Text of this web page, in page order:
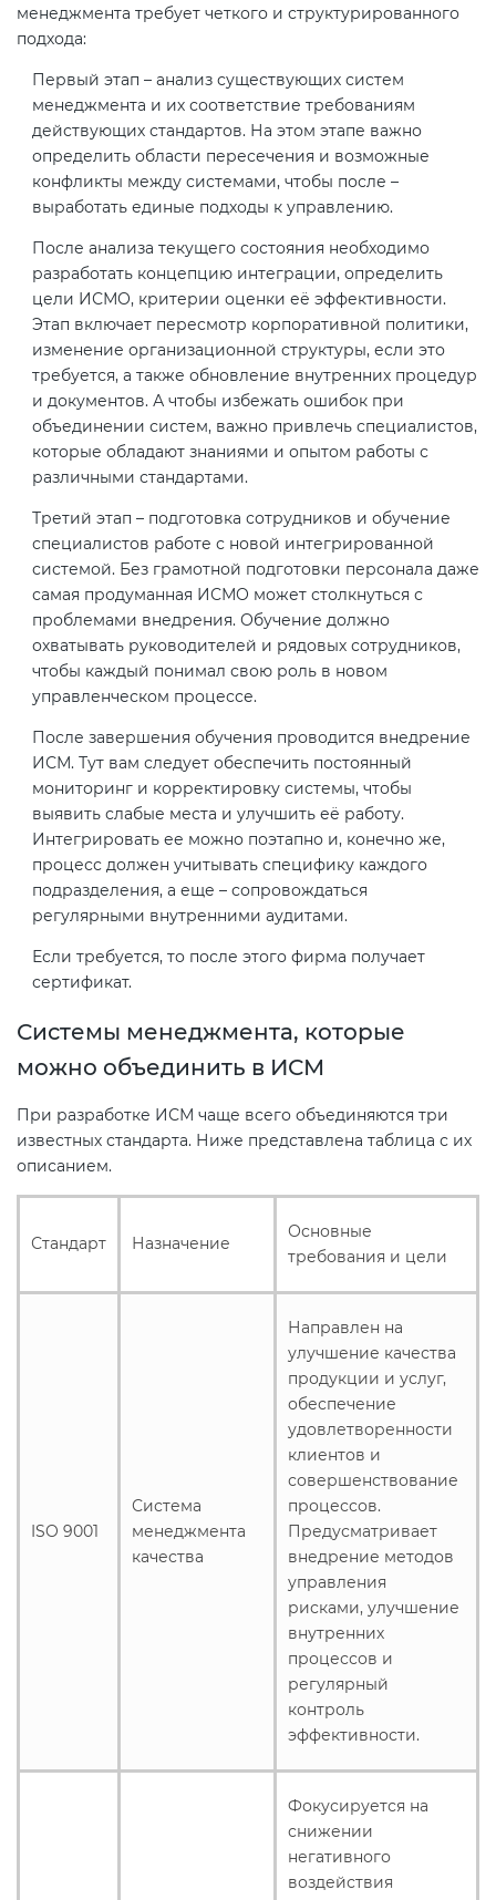
менеджмента требует четкого и структурированного
подхода:
Первый этап – анализ существующих систем
менеджмента и их соответствие требованиям
действующих стандартов. На этом этапе важно
определить области пересечения и возможные
конфликты между системами, чтобы после –
выработать единые подходы к управлению.
После анализа текущего состояния необходимо
разработать концепцию интеграции, определить
цели ИСМО, критерии оценки её эффективности.
Этап включает пересмотр корпоративной политики,
изменение организационной структуры, если это
требуется, а также обновление внутренних процедур
и документов. А чтобы избежать ошибок при
объединении систем, важно привлечь специалистов,
которые обладают знаниями и опытом работы с
различными стандартами.
Третий этап – подготовка сотрудников и обучение
специалистов работе с новой интегрированной
системой. Без грамотной подготовки персонала даже
самая продуманная ИСМО может столкнуться с
проблемами внедрения. Обучение должно
охватывать руководителей и рядовых сотрудников,
чтобы каждый понимал свою роль в новом
управленческом процессе.
После завершения обучения проводится внедрение
ИСМ. Тут вам следует обеспечить постоянный
мониторинг и корректировку системы, чтобы
выявить слабые места и улучшить её работу.
Интегрировать ее можно поэтапно и, конечно же,
процесс должен учитывать специфику каждого
подразделения, а еще – сопровождаться
регулярными внутренними аудитами.
Если требуется, то после этого фирма получает
сертификат.
Системы менеджмента, которые
можно объединить в ИСМ
При разработке ИСМ чаще всего объединяются три
известных стандарта. Ниже представлена таблица с их
описанием.
Стандарт Назначение
Основные
требования и цели
ISO 9001
Система
менеджмента
качества
Направлен на
улучшение качества
продукции и услуг,
обеспечение
удовлетворенности
клиентов и
совершенствование
процессов.
Предусматривает
внедрение методов
управления
рисками, улучшение
внутренних
процессов и
регулярный
контроль
эффективности.
Фокусируется на
снижении
негативного
воздействия